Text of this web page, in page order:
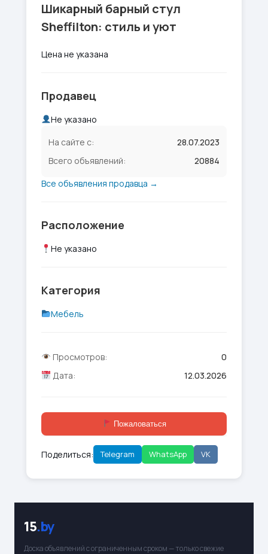
Шикарный барный стул
Sheffilton: стиль и уют
Цена не указана
Продавец
Не указано
На сайте с:
28.07.2023
Всего объявлений:
20884
Все объявления продавца →
Расположение
Не указано
Категория
Мебель
Просмотров:
0
Дата:
12.03.2026
Пожаловаться
Поделиться: Telegram WhatsApp VK
15.by
Доска объявлений с ограниченным сроком — только свежие